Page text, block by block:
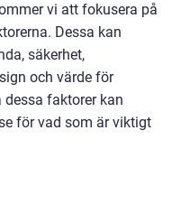
vi att fokusera på
Dessa kan
säkerhet,
och värde för
faktorer kan
för vad som är viktigt